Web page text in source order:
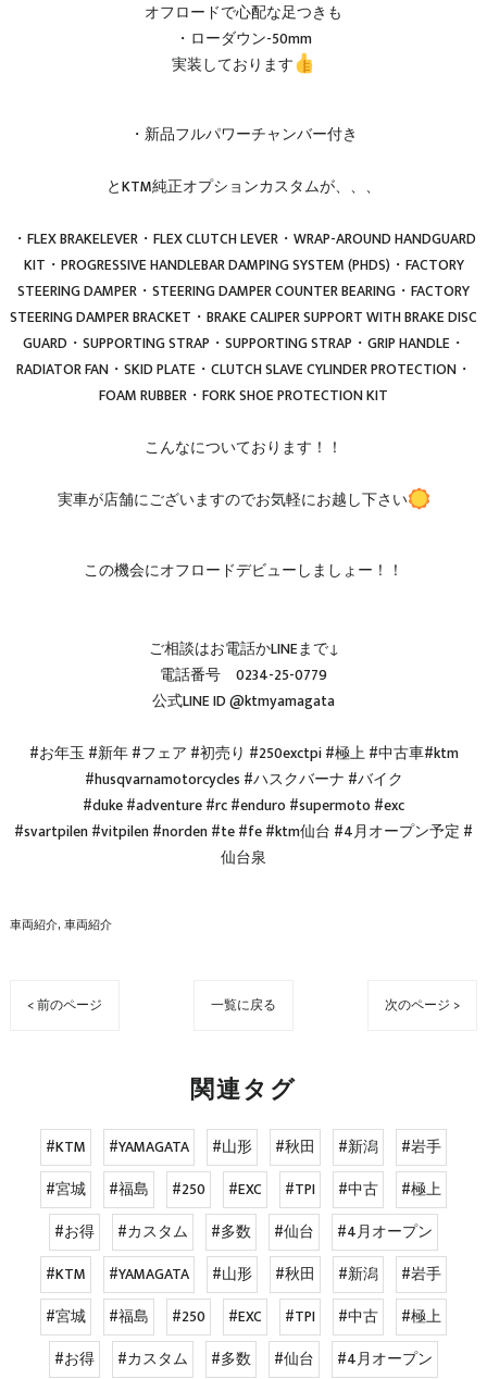
オフロードで心配な足つきも
・ローダウン-50mm
実装しております
・新品フルパワーチャンバー付き
とKTM純正オプションカスタムが、、、
・FLEX BRAKELEVER・FLEX CLUTCH LEVER・WRAP-AROUND HANDGUARD
KIT・PROGRESSIVE HANDLEBAR DAMPING SYSTEM (PHDS)・FACTORY
STEERING DAMPER・STEERING DAMPER COUNTER BEARING・FACTORY
STEERING DAMPER BRACKET・BRAKE CALIPER SUPPORT WITH BRAKE DISC
GUARD・SUPPORTING STRAP・SUPPORTING STRAP・GRIP HANDLE・
RADIATOR FAN・SKID PLATE・CLUTCH SLAVE CYLINDER PROTECTION・
FOAM RUBBER・FORK SHOE PROTECTION KIT
こんなについております！！
実車が店舗にございますのでお気軽にお越し下さい
この機会にオフロードデビューしましょー！！
ご相談はお電話かLINEまで↓
電話番号 0234-25-0779
公式LINE ID @ktmyamagata
#お年玉 #新年 #フェア #初売り #250exctpi #極上 #中古車#ktm
#husqvarnamotorcycles #ハスクバーナ #バイク
#duke #adventure #rc #enduro #supermoto #exc
#svartpilen #vitpilen #norden #te #fe #ktm仙台 #4月オープン予定 #
仙台泉
車両紹介 車両紹介
< 前のページ 一覧に戻る 次のページ >
関連タグ
#KTM #YAMAGATA #山形 #秋田 #新潟
#岩手
#宮城
#福島 #250 #EXC #TPI #中古
#極上
#お得
#カスタム #多数 #仙台
#4月オープン
#KTM
#YAMAGATA #山形 #秋田 #新潟
#岩手
#宮城
#福島 #250 #EXC #TPI #中古
#極上
#お得
#カスタム #多数 #仙台 #4月オープン